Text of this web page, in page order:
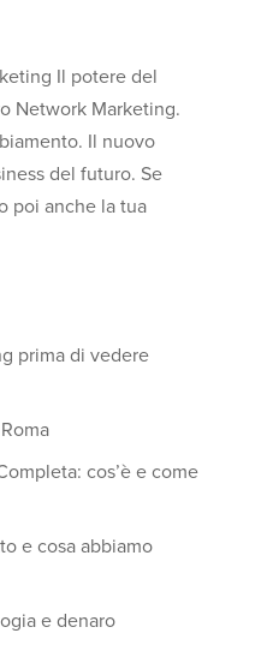
Il potere del
Network Marketing.
Il nuovo
del futuro. Se
poi anche la tua
prima di vedere
cos’è e come
e cosa abbiamo
e denaro